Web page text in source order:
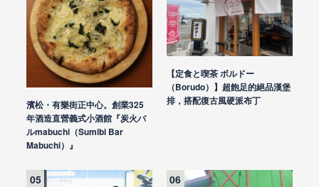
濱松・有樂街正中心。創業325
年酒造直營義式小酒館『炭火バ
ルmabuchi（Sumibi Bar
Mabuchi）』
【定食と喫茶 ボルドー
（Borudo）】超飽足的絕品漢堡
排，搭配復古風硬派布丁